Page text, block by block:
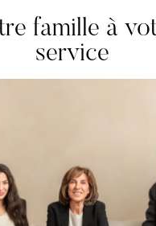
famille à
service